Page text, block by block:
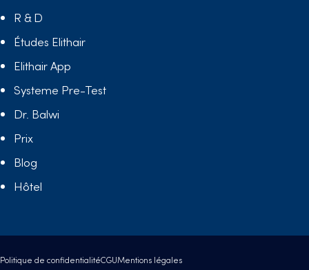
R & D
Études Elithair
Elithair App
Systeme Pre-Test
Dr. Balwi
Prix
Blog
Hôtel
Politique de confidentialitéCGUMentions légales